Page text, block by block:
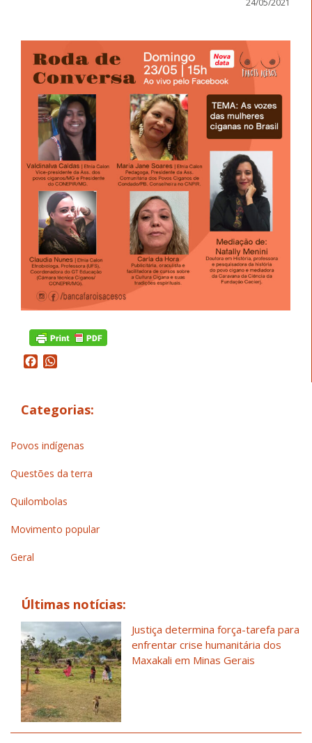
Facebook
Categorias:
Povos indígenas
Questões da terra
Quilombolas
Movimento popular
Geral
Últimas notícias:
Justiça determina força-tarefa para
enfrentar crise humanitária dos
Maxakali em Minas Gerais